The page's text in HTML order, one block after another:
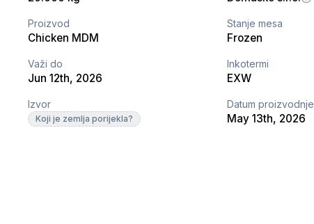
Proizvod
Chicken MDM
Važi do
Jun 12th, 2026
Izvor
Koji je zemlja porijekla?
Stanje mesa
Frozen
Inkotermi
EXW
Datum proizvodnje
May 13th, 2026